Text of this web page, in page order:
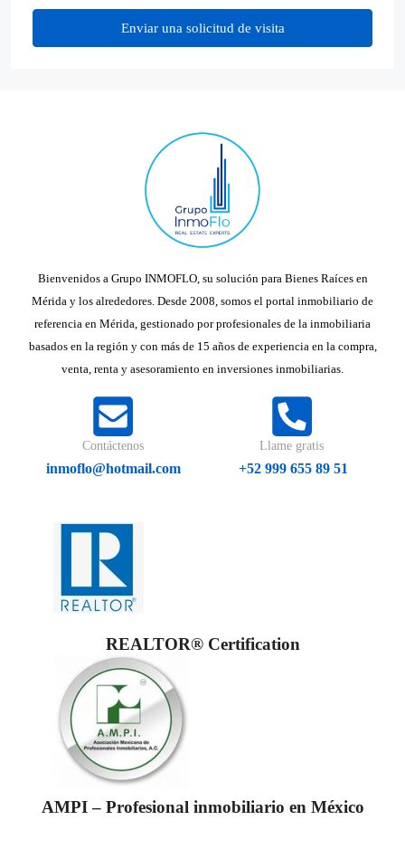
Enviar una solicitud de visita
Bienvenidos a Grupo INMOFLO, su solución para Bienes Raíces en
Mérida y los alrededores. Desde 2008, somos el portal inmobiliario de
referencia en Mérida, gestionado por profesionales de la inmobiliaria
basados en la región y con más de 15 años de experiencia en la compra,
venta, renta y asesoramiento en inversiones inmobiliarias.
Contáctenos
inmoflo@hotmail.com
Llame gratis
+52 999 655 89 51
REALTOR® Certification
AMPI – Profesional inmobiliario en México